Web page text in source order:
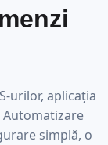
urilor, aplicația
simplă, o